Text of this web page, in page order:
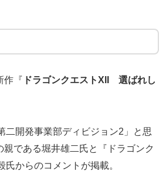
作『 ドラゴンクエストXII 選ばれし
開発事業部ディビジョン2」と思
である堀井雄二氏と『ドラゴンク
からのコメントが掲載。